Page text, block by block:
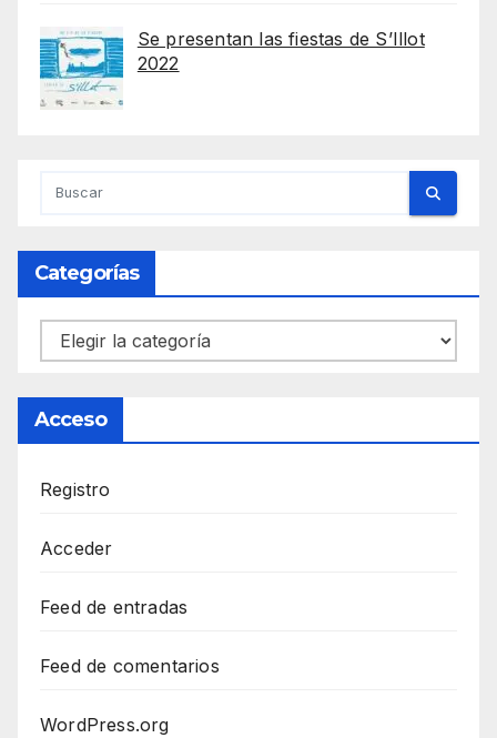
Se presentan las fiestas de S’Illot
2022
Categorías
Categorías
Acceso
Registro
Acceder
Feed de entradas
Feed de comentarios
WordPress.org